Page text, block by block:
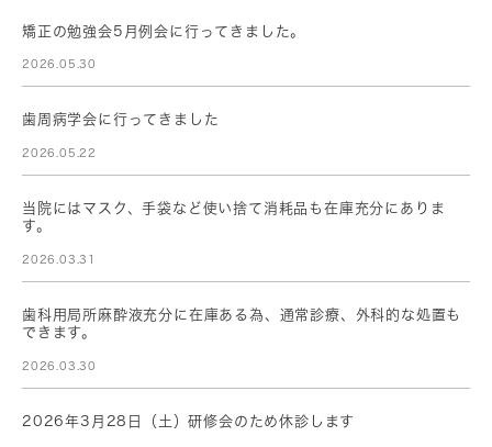
矯正の勉強会5月例会に行ってきました。
2026.05.30
歯周病学会に行ってきました
2026.05.22
当院にはマスク、手袋など使い捨て消耗品も在庫充分にありま
す。
2026.03.31
歯科用局所麻酔液充分に在庫ある為、通常診療、外科的な処置も
できます。
2026.03.30
2026年3月28日（土）研修会のため休診します